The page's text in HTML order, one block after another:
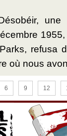
une
refusa
où nous
6 9 12